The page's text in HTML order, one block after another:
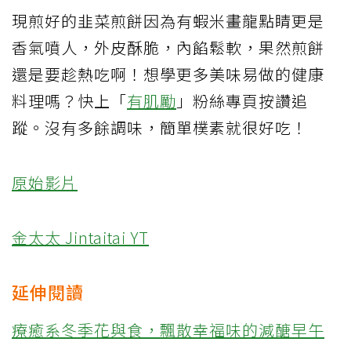
現煎好的韭菜煎餅因為有蝦米畫龍點睛更是
香氣噴人，外皮酥脆，內餡鬆軟，果然煎餅
還是要趁熱吃啊！想學更多美味易做的健康
料理嗎？快上「有肌勵 」粉絲專頁按讚追
蹤。沒有多餘調味，簡單樸素就很好吃！
原始影片
金太太 Jintaitai YT
延伸閱讀
療癒系冬季花與食，飄散幸福味的減醣早午